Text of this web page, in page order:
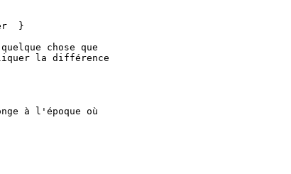
}
chose que
la différence
à l'époque où